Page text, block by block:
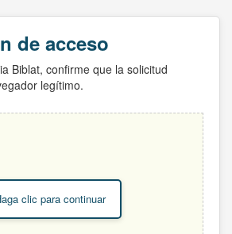
de acceso
Biblat, confirme que la solicitud
legítimo.
clic para continuar